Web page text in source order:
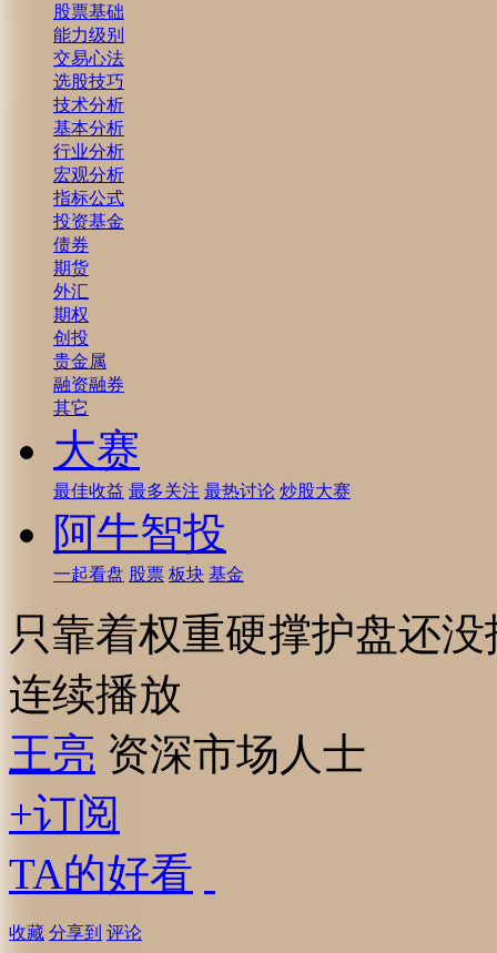
股票基础
能力级别
交易心法
选股技巧
技术分析
基本分析
行业分析
宏观分析
指标公式
投资基金
债券
期货
外汇
期权
创投
贵金属
融资融券
其它
大赛
最佳收益 最多关注 最热讨论 炒股大赛
阿牛智投
一起看盘 股票 板块 基金
只靠着权重硬撑护盘还
连续播放
王亮 资深市场人士
+订阅
TA的好看
收藏 分享到 评论